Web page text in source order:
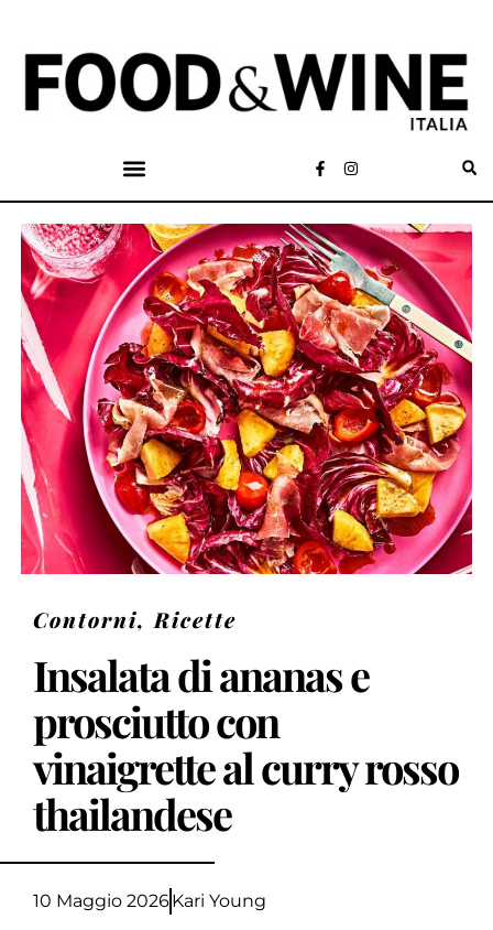
Contorni, Ricette
Insalata di ananas e
prosciutto con
vinaigrette al curry rosso
thailandese
10 Maggio 2026Kari Young